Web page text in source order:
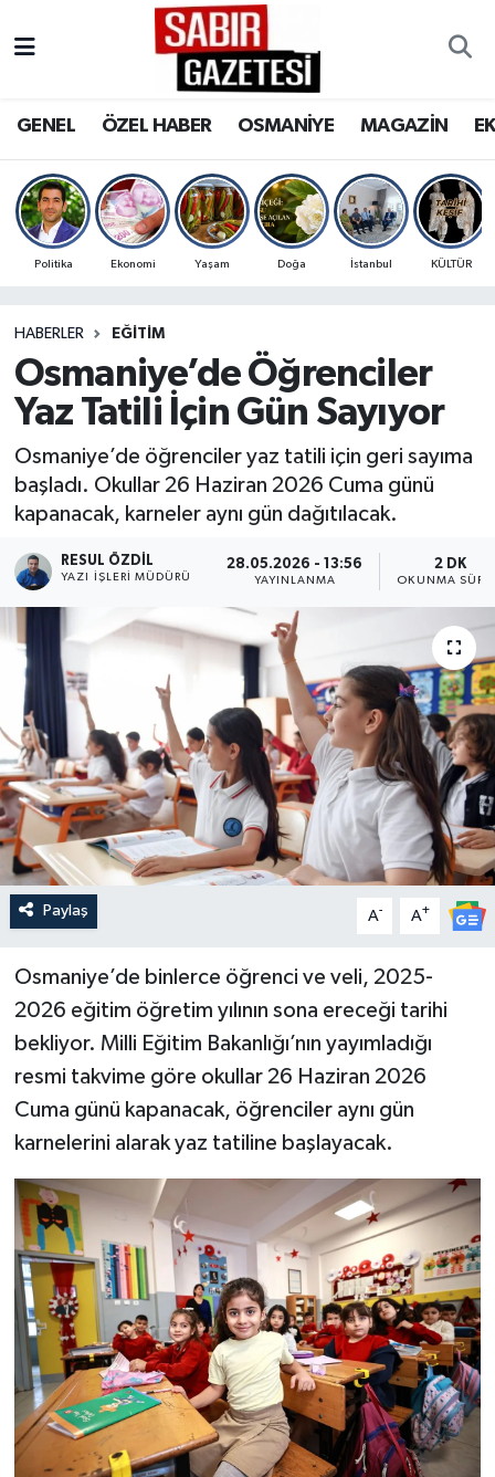
GENEL ÖZEL HABER OSMANİYE MAGAZİN
Politika Ekonomi Yaşam Doğa İstanbul KÜLTÜR
HABERLER EĞITIM
Osmaniye’de Öğrenciler
Yaz Tatili İçin Gün Sayıyor
Osmaniye’de öğrenciler yaz tatili için geri sayıma
başladı. Okullar 26 Haziran 2026 Cuma günü
kapanacak, karneler aynı gün dağıtılacak.
RESUL ÖZDIL
YAZI İŞLERI MÜDÜRÜ
28.05.2026 - 13:56
YAYINLANMA
2 DK
OKUNMA
Paylaş A- A+
Osmaniye’de binlerce öğrenci ve veli, 2025-
2026 eğitim öğretim yılının sona ereceği tarihi
bekliyor. Milli Eğitim Bakanlığı’nın yayımladığı
resmi takvime göre okullar 26 Haziran 2026
Cuma günü kapanacak, öğrenciler aynı gün
karnelerini alarak yaz tatiline başlayacak.
OSMANİYE
MAGAZİN
SPOR
RESMİ İLANLAR
Osmaniye Nöbetçi Eczaneler
Osmaniye Trafik Yoğunluk Haritası
Süper Lig Puan Durumu ve Fikstür
Son Dakika Haberleri
Haber Arşivi